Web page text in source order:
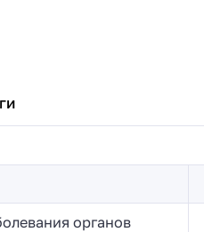
органов